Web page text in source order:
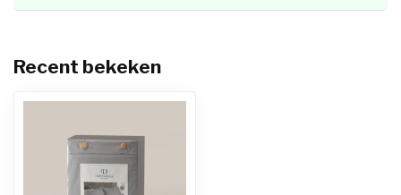
Recent bekeken